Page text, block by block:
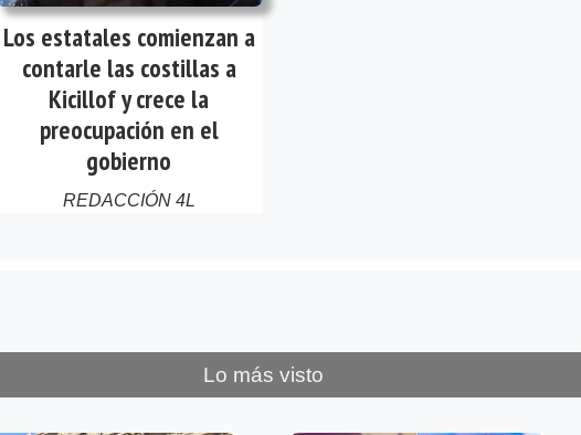
Los estatales comienzan a
contarle las costillas a
Kicillof y crece la
preocupación en el
gobierno
REDACCIÓN 4L
Lo más visto